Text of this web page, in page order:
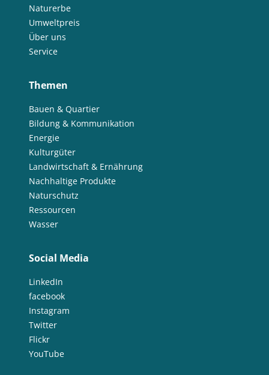
Naturerbe
Umweltpreis
Über uns
Service
Themen
Bauen & Quartier
Bildung & Kommunikation
Energie
Kulturgüter
Landwirtschaft & Ernährung
Nachhaltige Produkte
Naturschutz
Ressourcen
Wasser
Social Media
LinkedIn
facebook
Instagram
Twitter
Flickr
YouTube